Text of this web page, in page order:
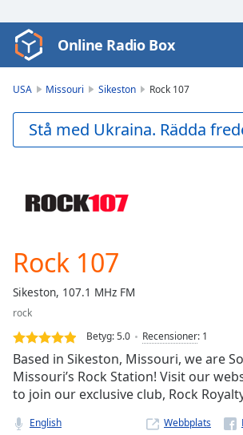
Video
Player
Play
Video
Skip
Forward
Current
Time0:00
Duration
Loaded
0.00%
Stream
TypeLIVE
Seek to
live,
currently
behind
Online Radio Box
USA Missouri Sikeston Rock 107
Stå med Ukraina. Rädda
Rock 107
Sikeston, 107.1 MHz FM
rock
Betyg:5.0 Recensioner: 1
Based in Sikeston, Missouri, we are
Missouri’s Rock Station! Visit our
to join our exclusive club, Rock
English Webbplats